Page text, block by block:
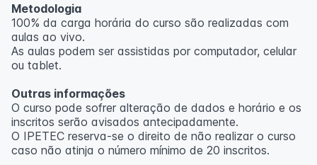
Metodologia
100% da carga horária do curso são realizadas com
aulas ao vivo.
As aulas podem ser assistidas por computador, celular
ou tablet.
Outras informações
O curso pode sofrer alteração de dados e horário e os
inscritos serão avisados ​​antecipadamente.
O IPETEC reserva-se o direito de não realizar o curso
caso não atinja o número mínimo de 20 inscritos.